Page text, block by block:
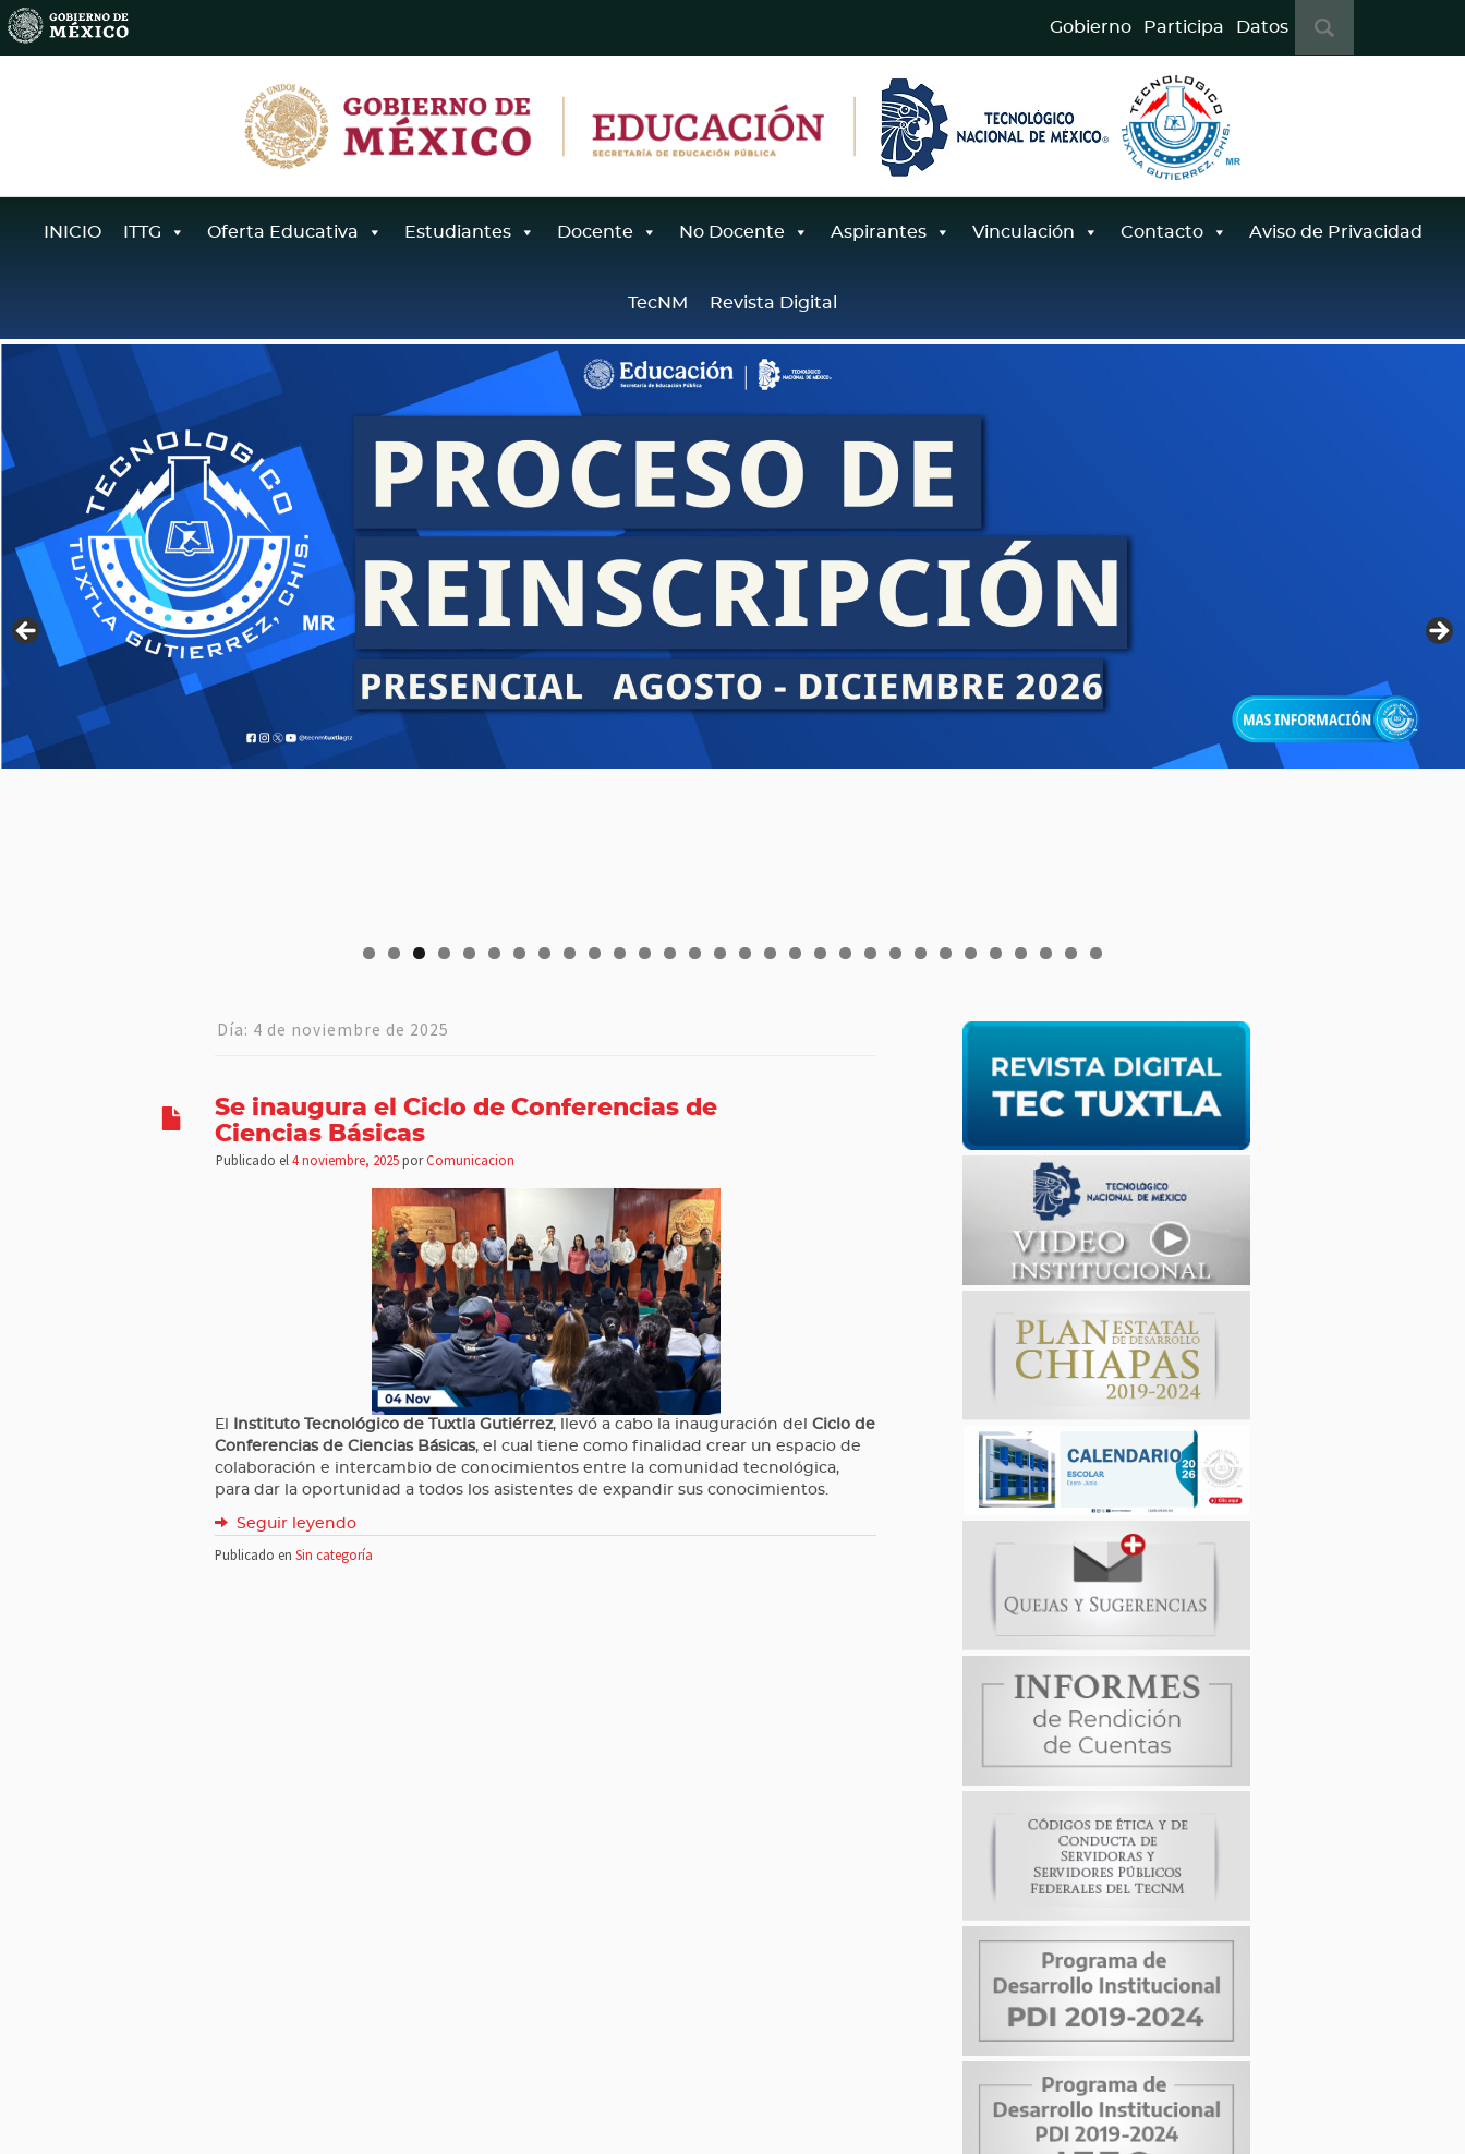
Gobierno Participa Datos
s
INICIO ITTG Oferta Educativa Estudiantes Docente No Docente Aspirantes Vinculación Contacto Aviso de Privacidad
TecNM Revista Digital
0 1 2 3 4 5 6 7 8 9 0 1 2 3 4 5 6 7 8 9 0
Día: 4 de noviembre de 2025
Se inaugura el Ciclo de Conferencias de
Ciencias Básicas
Publicado el4 noviembre, 2025porComunicacion
El Instituto Tecnológico de Tuxtla Gutiérrez, llevó a cabo la inauguración del Ciclo de
Conferencias de Ciencias Básicas, el cual tiene como finalidad crear un espacio de
colaboración e intercambio de conocimientos entre la comunidad tecnológica,
para dar la oportunidad a todos los asistentes de expandir sus conocimientos.
Seguir leyendo
Publicado en Sin categoría